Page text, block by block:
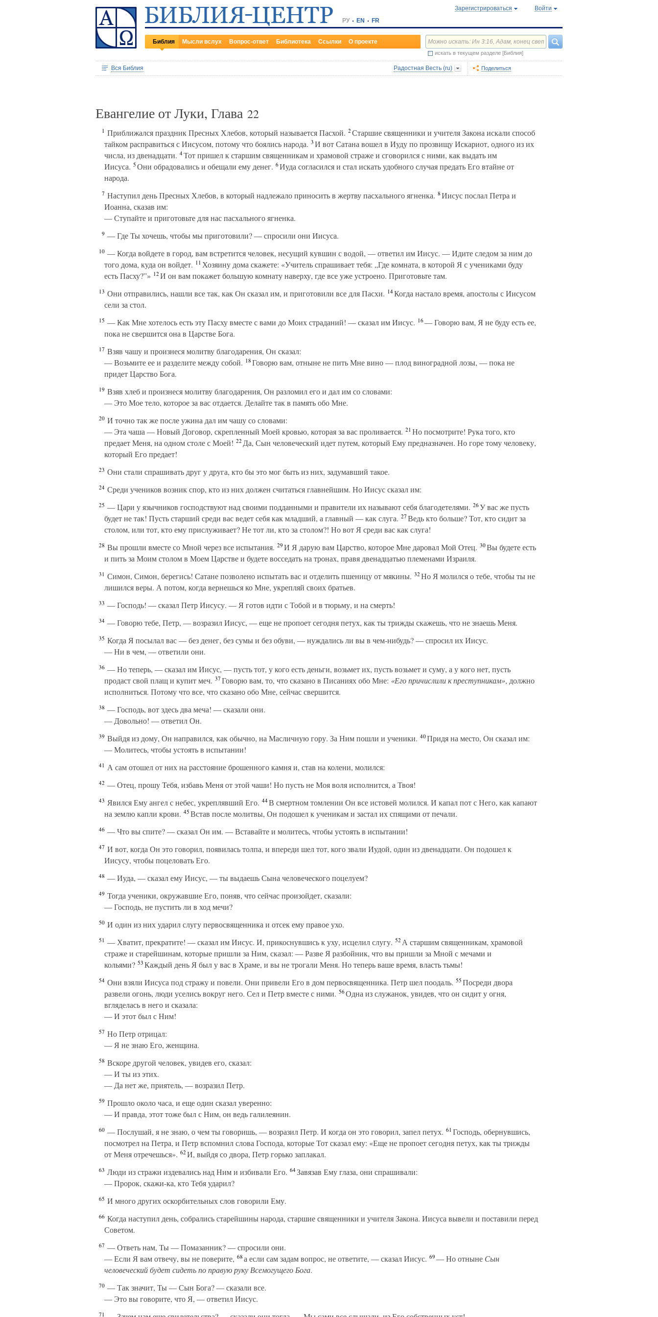
РУ EN FR
Зарегистрироваться Войти
Библия Мысли вслух Вопрос-ответ Библиотека Ссылки О проекте
искать в текущем разделе [Библия]
Вся Библия Радостная Весть (ru) Поделиться
Евангелие от Луки, Глава 22
1 Приближался праздник Пресных Хлебов, который называется Пасхой. 2Старшие священники и учителя Закона искали способ
тайком расправиться с Иисусом, потому что боялись народа. 3И вот Сатана вошел в Иуду по прозвищу Искариот, одного из их
числа, из двенадцати. 4Тот пришел к старшим священникам и храмовой страже и сговорился с ними, как выдать им
Иисуса. 5Они обрадовались и обещали ему денег. 6Иуда согласился и стал искать удобного случая предать Его втайне от
народа.
7 Наступил день Пресных Хлебов, в который надлежало приносить в жертву пасхального ягненка. 8Иисус послал Петра и
Иоанна, сказав им:
— Ступайте и приготовьте для нас пасхального ягненка.
9 — Где Ты хочешь, чтобы мы приготовили? — спросили они Иисуса.
10 — Когда войдете в город, вам встретится человек, несущий кувшин с водой, — ответил им Иисус. — Идите следом за ним до
того дома, куда он войдет. 11Хозяину дома скажете: «Учитель спрашивает тебя: „Где комната, в которой Я с учениками буду
есть Пасху?”» 12И он вам покажет большую комнату наверху, где все уже устроено. Приготовьте там.
13 Они отправились, нашли все так, как Он сказал им, и приготовили все для Пасхи. 14Когда настало время, апостолы с Иисусом
сели за стол.
15 — Как Мне хотелось есть эту Пасху вместе с вами до Моих страданий! — сказал им Иисус. 16— Говорю вам, Я не буду есть ее,
пока не свершится она в Царстве Бога.
17 Взяв чашу и произнеся молитву благодарения, Он сказал:
— Возьмите ее и разделите между собой. 18Говорю вам, отныне не пить Мне вино — плод виноградной лозы, — пока не
придет Царство Бога.
19 Взяв хлеб и произнеся молитву благодарения, Он разломил его и дал им со словами:
— Это Мое тело, которое за вас отдается. Делайте так в память обо Мне.
20 И точно так же после ужина дал им чашу со словами:
— Эта чаша — Новый Договор, скрепленный Моей кровью, которая за вас проливается. 21Но посмотрите! Рука того, кто
предает Меня, на одном столе с Моей! 22Да, Сын человеческий идет путем, который Ему предназначен. Но горе тому человеку,
который Его предает!
23 Они стали спрашивать друг у друга, кто бы это мог быть из них, задумавший такое.
24 Среди учеников возник спор, кто из них должен считаться главнейшим. Но Иисус сказал им:
25 — Цари у язычников господствуют над своими подданными и правители их называют себя благодетелями. 26У вас же пусть
будет не так! Пусть старший среди вас ведет себя как младший, а главный — как слуга. 27Ведь кто больше? Тот, кто сидит за
столом, или тот, кто ему прислуживает? Не тот ли, кто за столом?! Но вот Я среди вас как слуга!
28 Вы прошли вместе со Мной через все испытания. 29И Я дарую вам Царство, которое Мне даровал Мой Отец. 30Вы будете есть
и пить за Моим столом в Моем Царстве и будете восседать на тронах, правя двенадцатью племенами Израиля.
31 Симон, Симон, берегись! Сатане позволено испытать вас и отделить пшеницу от мякины. 32Но Я молился о тебе, чтобы ты не
лишился веры. А потом, когда вернешься ко Мне, укрепляй своих братьев.
33 — Господь! — сказал Петр Иисусу. — Я готов идти с Тобой и в тюрьму, и на смерть!
34 — Говорю тебе, Петр, — возразил Иисус, — еще не пропоет сегодня петух, как ты трижды скажешь, что не знаешь Меня.
35 Когда Я посылал вас — без денег, без сумы и без обуви, — нуждались ли вы в чем-нибудь? — спросил их Иисус.
— Ни в чем, — ответили они.
36 — Но теперь, — сказал им Иисус, — пусть тот, у кого есть деньги, возьмет их, пусть возьмет и суму, а у кого нет, пусть
продаст свой плащ и купит меч. 37Говорю вам, то, что сказано в Писаниях обо Мне: «Его причислили к преступникам», должно
исполниться. Потому что все, что сказано обо Мне, сейчас свершится.
38 — Господь, вот здесь два меча! — сказали они.
— Довольно! — ответил Он.
39 Выйдя из дому, Он направился, как обычно, на Масличную гору. За Ним пошли и ученики. 40Придя на место, Он сказал им:
— Молитесь, чтобы устоять в испытании!
41 А сам отошел от них на расстояние брошенного камня и, став на колени, молился:
42 — Отец, прошу Тебя, избавь Меня от этой чаши! Но пусть не Моя воля исполнится, а Твоя!
43 Явился Ему ангел с небес, укреплявший Его. 44В смертном томлении Он все истовей молился. И капал пот с Него, как капают
на землю капли крови. 45Встав после молитвы, Он подошел к ученикам и застал их спящими от печали.
46 — Что вы спите? — сказал Он им. — Вставайте и молитесь, чтобы устоять в испытании!
47 И вот, когда Он это говорил, появилась толпа, и впереди шел тот, кого звали Иудой, один из двенадцати. Он подошел к
Иисусу, чтобы поцеловать Его.
48 — Иуда, — сказал ему Иисус, — ты выдаешь Сына человеческого поцелуем?
49 Тогда ученики, окружавшие Его, поняв, что сейчас произойдет, сказали:
— Господь, не пустить ли в ход мечи?
50 И один из них ударил слугу первосвященника и отсек ему правое ухо.
51 — Хватит, прекратите! — сказал им Иисус. И, прикоснувшись к уху, исцелил слугу. 52А старшим священникам, храмовой
страже и старейшинам, которые пришли за Ним, сказал: — Разве Я разбойник, что вы пришли за Мной с мечами и
кольями? 53Каждый день Я был у вас в Храме, и вы не трогали Меня. Но теперь ваше время, власть тьмы!
54 Они взяли Иисуса под стражу и повели. Они привели Его в дом первосвященника. Петр шел поодаль. 55Посреди двора
развели огонь, люди уселись вокруг него. Сел и Петр вместе с ними. 56Одна из служанок, увидев, что он сидит у огня,
вгляделась в него и сказала:
— И этот был с Ним!
57 Но Петр отрицал:
— Я не знаю Его, женщина.
58 Вскоре другой человек, увидев его, сказал:
— И ты из этих.
— Да нет же, приятель, — возразил Петр.
59 Прошло около часа, и еще один сказал уверенно:
— И правда, этот тоже был с Ним, он ведь галилеянин.
60 — Послушай, я не знаю, о чем ты говоришь, — возразил Петр. И когда он это говорил, запел петух. 61Господь, обернувшись,
посмотрел на Петра, и Петр вспомнил слова Господа, которые Тот сказал ему: «Еще не пропоет сегодня петух, как ты трижды
от Меня отречешься». 62И, выйдя со двора, Петр горько заплакал.
63 Люди из стражи издевались над Ним и избивали Его. 64Завязав Ему глаза, они спрашивали:
— Пророк, скажи-ка, кто Тебя ударил?
65 И много других оскорбительных слов говорили Ему.
66 Когда наступил день, собрались старейшины народа, старшие священники и учителя Закона. Иисуса вывели и поставили перед
Советом.
67 — Ответь нам, Ты — Помазанник? — спросили они.
— Если Я вам отвечу, вы не поверите, 68а если сам задам вопрос, не ответите, — сказал Иисус. 69— Но отныне Сын
человеческий будет сидеть по правую руку Всемогущего Бога.
70 — Так значит, Ты — Сын Бога? — сказали все.
— Это вы говорите, что Я, — ответил Иисус.
71